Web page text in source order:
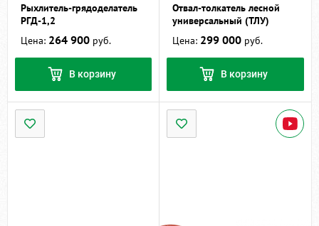
Рыхлитель-грядоделатель
РГД-1,2
Цена: 264 900 руб.
В корзину
Отвал-толкатель лесной
универсальный (ТЛУ)
Цена: 299 000 руб.
В корзину